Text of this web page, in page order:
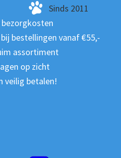
Sinds 2011
bezorgkosten
bestellingen vanaf €55,-
assortiment
op zicht
veilig betalen!